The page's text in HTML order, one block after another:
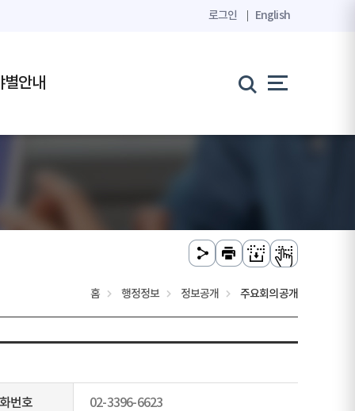
로그인 English
별안내
홈 행정정보 정보공개 주요회의공개
번호 02-3396-6623